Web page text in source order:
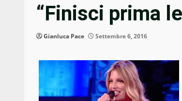
“Finisci prima
Gianluca Pace Settembre 6, 2016